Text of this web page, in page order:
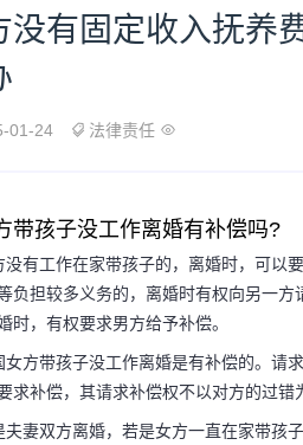
没有固定收入抚养
01-24 法律责任
带孩子没工作离婚有补偿吗?
没有工作在家带孩子的，离婚时，可以
负担较多义务的，离婚时有权向另一
时，有权要求男方给予补偿。
女方带孩子没工作离婚是有补偿的。请
求补偿，其请求补偿权不以对方的过错
夫妻双方离婚，若是女方一直在家带孩
固定收入抚
方没有钱给